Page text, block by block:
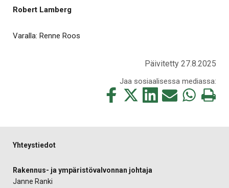
Robert Lamberg
Varalla: Renne Roos
Päivitetty 27.8.2025
Jaa sosiaalisessa mediassa:
Jaa
tämä
Jaa
Jaa
tämä
Jaa
Jaa
Tulosta
Yhteystiedot
Rakennus- ja ympäristövalvonnan johtaja
Janne Ranki